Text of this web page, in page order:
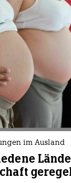
im Ausland